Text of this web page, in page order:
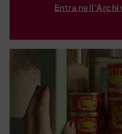
Entra